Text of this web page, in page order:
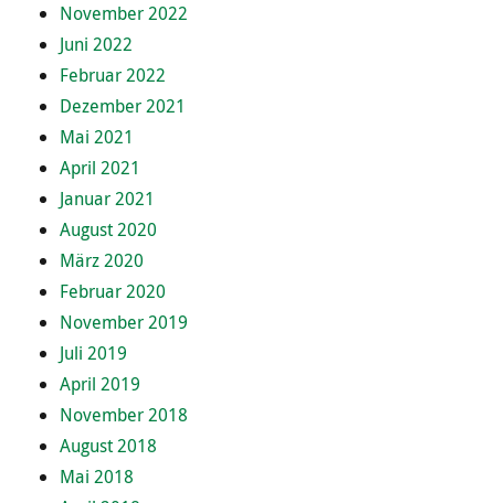
November 2022
Juni 2022
Februar 2022
Dezember 2021
Mai 2021
April 2021
Januar 2021
August 2020
März 2020
Februar 2020
November 2019
Juli 2019
April 2019
November 2018
August 2018
Mai 2018